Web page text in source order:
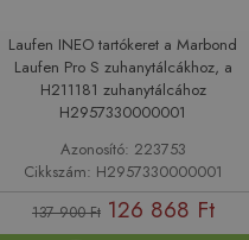
Laufen INEO tartókeret a Marbond
Laufen Pro S zuhanytálcákhoz, a
H211181 zuhanytálcához
H2957330000001
Azonosító: 223753
Cikkszám: H2957330000001
137 900 Ft 126 868 Ft